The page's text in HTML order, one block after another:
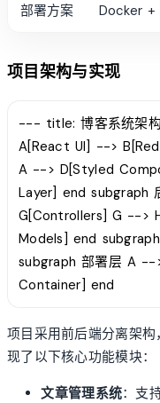
部署方案 Docker +
项目架构与实现
--- title: 博客系统架
A[React UI] -->
A --> D[Styled
Layer] end subgraph
G[Controllers] G -->
Models] end
subgraph 部署层 A
Container] end
项目采用前后端分离架
现了以下核心功能模块：
文章管理系统：支